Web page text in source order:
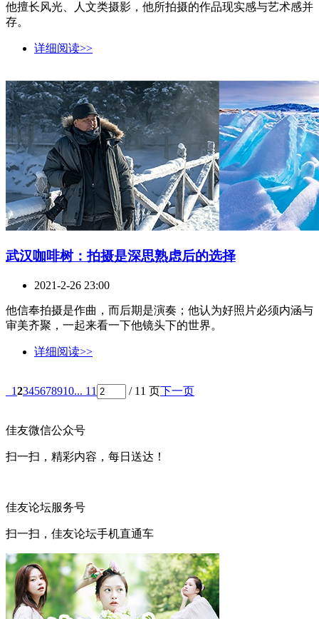
他擅长风光、人文类摄影，他所拍摄的作品现实感与艺术感并
存。
详细阅读>>
武汉咖啡树：拍摄是深思熟虑后的选择
2021-2-26 23:00
他信奉拍摄是作曲，而后期是演奏；他认为好照片必须内涵与
审美齐聚，一起来看一下他镜头下的世界。
详细阅读>>
12345678910... 11 / 11 页下一页
佳友微信公众号
扫一扫，精彩内容，每日送达！
佳友论坛服务号
扫一扫，佳友论坛手机直通车